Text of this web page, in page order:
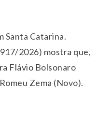
Santa Catarina.
2026) mostra que,
Flávio Bolsonaro
Zema (Novo).